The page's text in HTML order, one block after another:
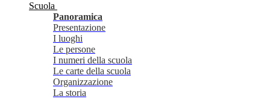
Scuola
Panoramica
Presentazione
I luoghi
Le persone
I numeri della scuola
Le carte della scuola
Organizzazione
La storia